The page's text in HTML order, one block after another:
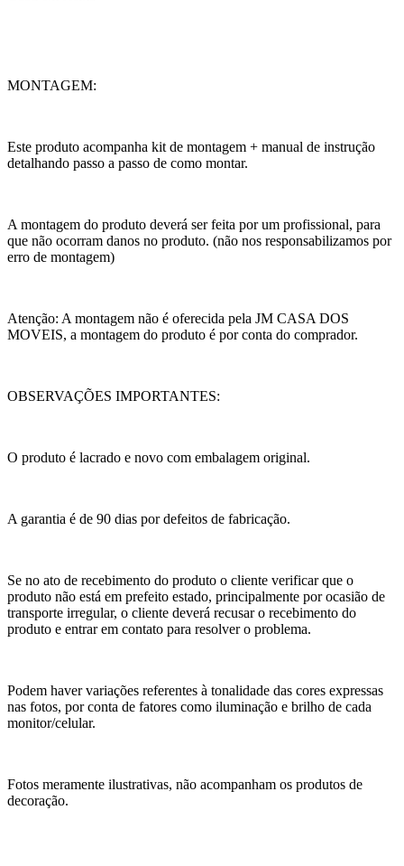
MONTAGEM:
Este produto acompanha kit de montagem + manual de instrução
detalhando passo a passo de como montar.
A montagem do produto deverá ser feita por um profissional, para
que não ocorram danos no produto. (não nos responsabilizamos por
erro de montagem)
Atenção: A montagem não é oferecida pela JM CASA DOS
MOVEIS, a montagem do produto é por conta do comprador.
OBSERVAÇÕES IMPORTANTES:
O produto é lacrado e novo com embalagem original.
A garantia é de 90 dias por defeitos de fabricação.
Se no ato de recebimento do produto o cliente verificar que o
produto não está em prefeito estado, principalmente por ocasião de
transporte irregular, o cliente deverá recusar o recebimento do
produto e entrar em contato para resolver o problema.
Podem haver variações referentes à tonalidade das cores expressas
nas fotos, por conta de fatores como iluminação e brilho de cada
monitor/celular.
Fotos meramente ilustrativas, não acompanham os produtos de
decoração.